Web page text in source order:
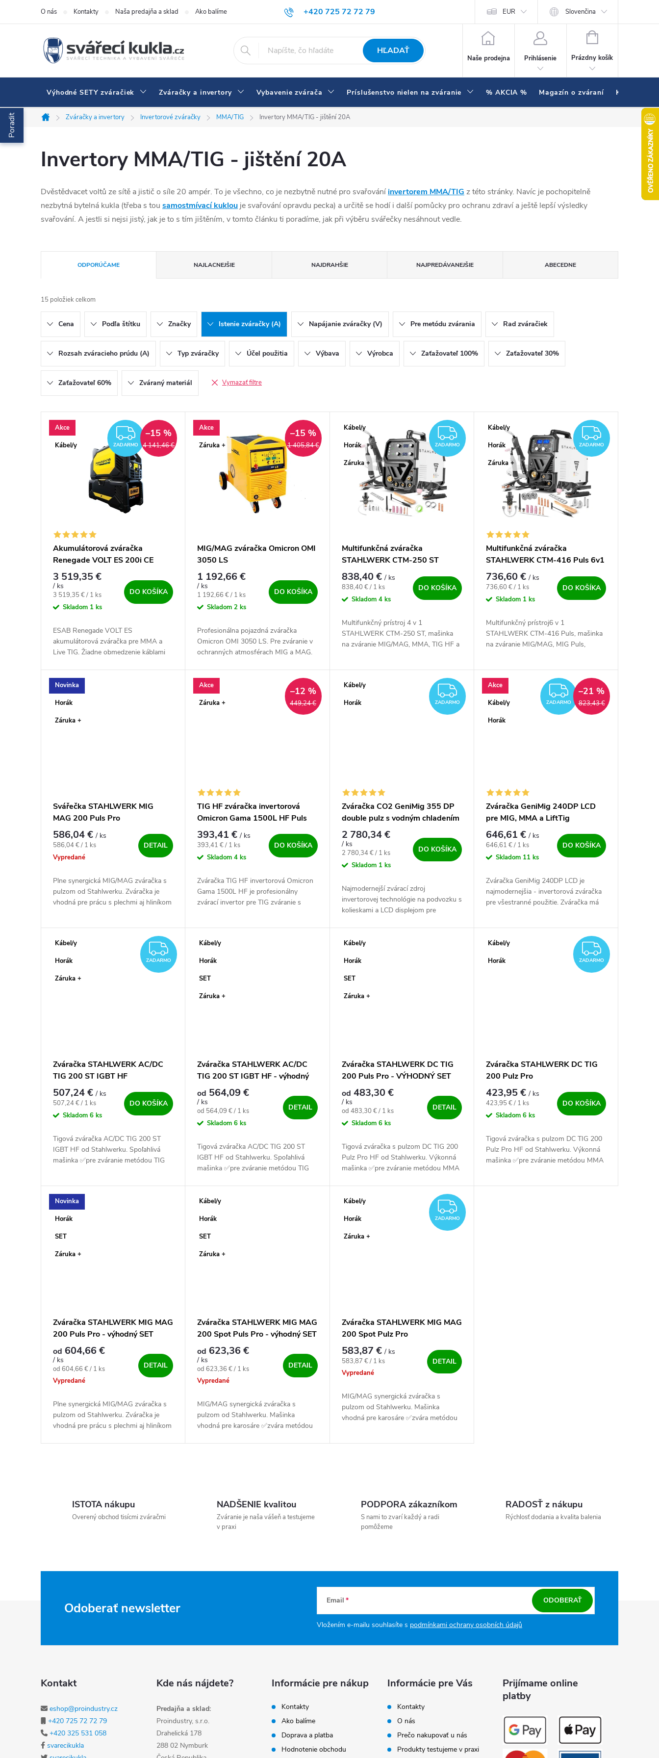
Prejsť na obsah +420 725 72 72 79
eshop@svarecikukla.cz
O nás Kontakty Naša predajňa a sklad Ako balíme Doprava a platba Prečo nakupovať u nás Zváračky a vybavenie testujeme v praxi Hodnotenie obchodu
EUR Slovenčina
HĽADAŤ
Naše prodejna Prihlásenie
NÁKUPNÝ KOŠÍK
Prázdny košík
Výhodné SETY zváračiek Zváračky a invertory Vybavenie zvárača Príslušenstvo nielen na zváranie % AKCIA % Magazín o zváraní Kontakty
Domov
Zváračky a invertory Invertorové zváračky MMA/TIG Invertory MMA/TIG - jištění 20A
Invertory MMA/TIG - jištění 20A
Dvěstědvacet voltů ze sítě a jistič o síle 20 ampér. To je všechno, co je nezbytně nutné pro svařování invertorem MMA/TIG z této stránky. Navíc je pochopitelně
nezbytná bytelná kukla (třeba s tou samostmívací kuklou je svařování opravdu pecka) a určitě se hodí i další pomůcky pro ochranu zdraví a ještě lepší výsledky
svařování. A jestli si nejsi jistý, jak je to s tím jištěním, v tomto článku ti poradíme, jak při výběru svářečky nesáhnout vedle.
Radenie produktov
ODPORÚČAME NAJLACNEJŠIE NAJDRAHŠIE NAJPREDÁVANEJŠIE ABECEDNE
15 položiek celkom
Cena Podľa štítku Značky Istenie zváračky (A) Napájanie zváračky (V) Pre metódu zvárania Rad zváračiek
Rozsah zváracieho prúdu (A) Typ zváračky Účel použitia Výbava Výrobca Zaťažovateľ 100% Zaťažovateľ 30%
Zaťažovateľ 60% Zváraný materiál Vymazať filtre
Výpis produktov
Akce
Kábel/y
ZADARMO
ZADARMO 4 141,46 €
–15 %
Akumulátorová zváračka
Renegade VOLT ES 200i CE
3 519,35 €
/ ks
Jednotková cena:
3 519,35 € / 1 ks
Skladom 1 ks
DO KOŠÍKA
ESAB Renegade VOLT ES
akumulátorová zváračka pre MMA a
Live TIG. Žiadne obmedzenie káblami
Špičkový stroj pre...
Akce
Záruka +
1 405,84 €
–15 %
MIG/MAG zváračka Omicron OMI
3050 LS
1 192,66 €
/ ks
Jednotková cena:
1 192,66 € / 1 ks
Skladom2 ks
DO KOŠÍKA
Profesionálna pojazdná zváračka
Omicron OMI 3050 LS. Pre zváranie v
ochranných atmosférach MIG a MAG.
Kábel/y
Horák
Záruka +
ZADARMO
ZADARMO
Multifunkčná zváračka
STAHLWERK CTM-250 ST
838,40 €/ ks
Jednotková cena:
838,40 € / 1 ks
Skladom 4 ks
DO KOŠÍKA
Multifunkčný prístroj 4 v 1
STAHLWERK CTM-250 ST, mašinka
na zváranie MIG/MAG, MMA, TIG HF a
Kábel/y
Horák
Záruka +
ZADARMO
Multifunkčná zváračka
STAHLWERK CTM-416 Puls 6v1
736,60 €/ ks
Jednotková cena:
736,60 € / 1 ks
Skladom 1 ks
DO KOŠÍKA
Multifunkčný prístroj6 v 1
STAHLWERK CTM-416 Puls, mašinka
na zváranie MIG/MAG, MIG Puls,
Všetko na jednom...
Novinka
Horák
Záruka +
Svářečka STAHLWERK MIG
MAG 200 Puls Pro
586,04 €/ ks
Jednotková cena:
586,04 € / 1 ks
Vypredané
DETAIL
Plne synergická MIG/MAG zváračka s
pulzom od Stahlwerku. Zváračka je
vhodná pre prácu s plechmi aj hliníkom
Akce
Záruka +
449,24 €
–12 %
TIG HF zváračka invertorová
Omicron Gama 1500L HF Puls
393,41 €/ ks
Jednotková cena:
393,41 € / 1 ks
Skladom4 ks
DO KOŠÍKA
Zváračka TIG HF invertorová Omicron
Gama 1500L HF je profesionálny
zvárací invertor pre TIG zváranie s
Kábel/y
Horák
ZADARMO
ZADARMO
Zváračka CO2 GeniMig 355 DP
double pulz s vodným chladením
2 780,34 €
/ ks
Jednotková cena:
2 780,34 € / 1 ks
Skladom 1 ks
DO KOŠÍKA
Najmodernejší zvárací zdroj
invertorovej technológie na podvozku s
kolieskami a LCD displejom pre
pulzom –....
Akce
Kábel/y
Horák
ZADARMO
ZADARMO 823,43 €
–21 %
Zváračka GeniMig 240DP LCD
pre MIG, MMA a LiftTig
646,61 €/ ks
Jednotková cena:
646,61 € / 1 ks
Skladom 11 ks
DO KOŠÍKA
Zváračka GeniMig 240DP LCD je
najmodernejšia - invertorová zváračka
pre všestranné použitie. Zváračka má
Kábel/y
Horák
Záruka +
ZADARMO
ZADARMO
Zváračka STAHLWERK AC/DC
TIG 200 ST IGBT HF
507,24 €/ ks
Jednotková cena:
507,24 € / 1 ks
Skladom 6 ks
DO KOŠÍKA
Tigová zváračka AC/DC TIG 200 ST
IGBT HF od Stahlwerku. Spoľahlivá
mašinka ✅pre zváranie metódou TIG
Kábel/y
Horák
SET
Záruka +
Zváračka STAHLWERK AC/DC
TIG 200 ST IGBT HF - výhodný
SET
od 564,09 €
/ ks
Jednotková cena:
od 564,09 € / 1 ks
Skladom6 ks
DETAIL
Tigová zváračka AC/DC TIG 200 ST
IGBT HF od Stahlwerku. Spoľahlivá
mašinka ✅pre zváranie metódou TIG
Kábel/y
Horák
SET
Záruka +
Zváračka STAHLWERK DC TIG
200 Puls Pro - VÝHODNÝ SET
od 483,30 €
/ ks
Jednotková cena:
od 483,30 € / 1 ks
Skladom 6 ks
DETAIL
Tigová zváračka s pulzom DC TIG 200
Pulz Pro HF od Stahlwerku. Výkonná
mašinka ✅pre zváranie metódou MMA
Kábel/y
Horák
ZADARMO
Zváračka STAHLWERK DC TIG
200 Pulz Pro
423,95 €/ ks
Jednotková cena:
423,95 € / 1 ks
Skladom 6 ks
DO KOŠÍKA
Tigová zváračka s pulzom DC TIG 200
Pulz Pro HF od Stahlwerku. Výkonná
mašinka ✅pre zváranie metódou MMA
Novinka
Horák
SET
Záruka +
Zváračka STAHLWERK MIG MAG
200 Puls Pro - výhodný SET
od 604,66 €
/ ks
Jednotková cena:
od 604,66 € / 1 ks
Vypredané
DETAIL
Plne synergická MIG/MAG zváračka s
pulzom od Stahlwerku. Zváračka je
vhodná pre prácu s plechmi aj hliníkom
Kábel/y
Horák
SET
Záruka +
Zváračka STAHLWERK MIG MAG
200 Spot Puls Pro - výhodný SET
od 623,36 €
/ ks
Jednotková cena:
od 623,36 € / 1 ks
Vypredané
DETAIL
MIG/MAG synergická zváračka s
pulzom od Stahlwerku. Mašinka
vhodná pre karosáre ✅zvára metódou
Kábel/y
Horák
Záruka +
ZADARMO
ZADARMO
Zváračka STAHLWERK MIG MAG
200 Spot Pulz Pro
583,87 €/ ks
Jednotková cena:
583,87 € / 1 ks
Vypredané
DETAIL
MIG/MAG synergická zváračka s
pulzom od Stahlwerku. Mašinka
vhodná pre karosáre ✅zvára metódou
ISTOTA nákupu
Overený obchod tisícmi zváračmi
NADŠENIE kvalitou
Zváranie je naša vášeň a testujeme
v praxi
PODPORA zákazníkom
S nami to zvarí každý a radi
pomôžeme
RADOSŤ z nákupu
Rýchlosť dodania a kvalita balenia
Odoberať newsletter Email
Vložením e-mailu souhlasíte s podmínkami ochrany osobních údajů
ODOBERAŤ
Kontakt
eshop@proindustry.cz
+420 725 72 72 79
+420 325 531 058
svarecikukla
Kde nás nájdete?
Predajňa a sklad:
Proindustry, s.r.o.
Drahelická 178
288 02 Nymburk
Informácie pre nákup
Kontakty
Ako balíme
Doprava a platba
Hodnotenie obchodu
Informácie pre Vás
Kontakty
O nás
Prečo nakupovať u nás
Produkty testujeme v praxi
Prijímame online
platby
Poradit